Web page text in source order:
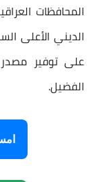
المحافظات
الديني الأعلى
على توفير
الفضيل.